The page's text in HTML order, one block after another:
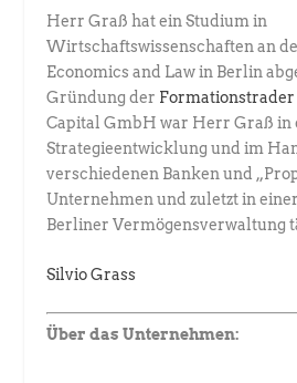
Herr Graß hat ein Studium in
Wirtschaftswissenschaften an
Economics and Law in Berlin
Gründung der ­
Capital GmbH war Herr Graß in
Strategieentwicklung und im
verschiedenen Banken und
Unternehmen und zuletzt in
Berliner Vermögensverwaltung
Silvio Grass
Über das Unternehmen: